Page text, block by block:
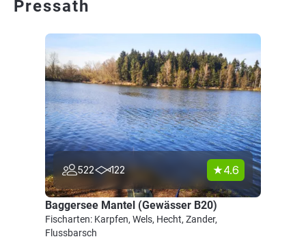
Pressath
522 122 4.6
Baggersee Mantel (Gewässer B20)
Fischarten: Karpfen, Wels, Hecht, Zander,
Flussbarsch